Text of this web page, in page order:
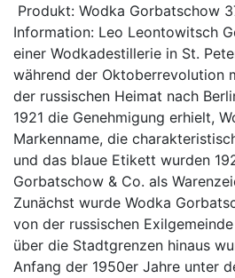
Produkt: Wodka Gorbatschow
Information: Leo Leontowitsch
einer Wodkadestillerie in St.
während der Oktoberrevolution
der russischen Heimat nach
1921 die Genehmigung erhielt,
Markenname, die
und das blaue Etikett wurden
Gorbatschow & Co. als
Zunächst wurde Wodka
von der russischen
über die Stadtgrenzen hinaus
Anfang der 1950er Jahre unter